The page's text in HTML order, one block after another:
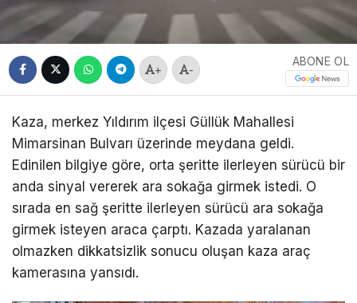
+ -
ABONE OL
Kaza, merkez Yıldırım ilçesi Güllük Mahallesi
Mimarsinan Bulvarı üzerinde meydana geldi.
Edinilen bilgiye göre, orta şeritte ilerleyen sürücü bir
anda sinyal vererek ara sokağa girmek istedi. O
sırada en sağ şeritte ilerleyen sürücü ara sokağa
girmek isteyen araca çarptı. Kazada yaralanan
olmazken dikkatsizlik sonucu oluşan kaza araç
kamerasına yansıdı.